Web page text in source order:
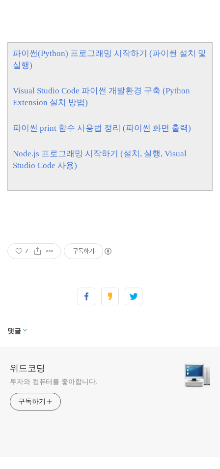
파이썬(Python) 프로그래밍 시작하기 (파이썬 설치 및
실행)
Visual Studio Code 파이썬 개발환경 구축 (Python
Extension 설치 방법)
파이썬 print 함수 사용법 정리 (파이썬 화면 출력)
Node.js 프로그래밍 시작하기 (설치, 실행, Visual
Studio Code 사용)
7 구독하기
댓글
위드코딩
투자와 컴퓨터를 좋아합니다.
구독하기